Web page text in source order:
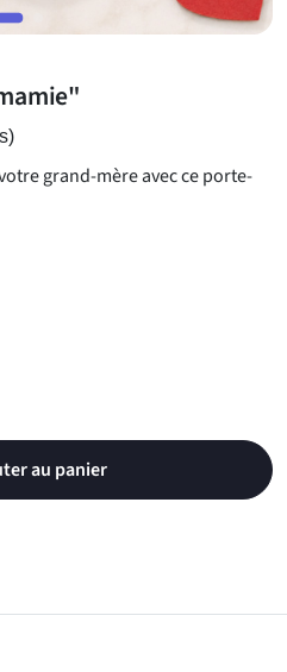
grand-mère avec ce porte-
au panier